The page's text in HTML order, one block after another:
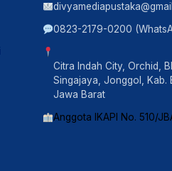
0823-2179-0200
Citra Indah City, Orchid,
Singajaya, Jonggol, Kab.
Jawa Barat
Anggota IKAPI No. 510/